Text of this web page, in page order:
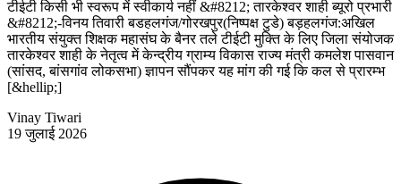
टीईटी किसी भी स्वरूप में स्वीकार्य नहीं &#8212; तारकेश्वर शाही ब्यूरो प्रभारी
&#8212;-विनय तिवारी बडहलगंज/गोरखपुर(निष्पक्ष टुडे) बड़हलगंज:अखिल
भारतीय संयुक्त शिक्षक महासंघ के बैनर तले टीईटी मुक्ति के लिए जिला संयोजक
तारकेश्वर शाही के नेतृत्व में केन्द्रीय ग्राम्य विकास राज्य मंत्री कमलेश पासवान
(सांसद, बांसगांव लोकसभा) ज्ञापन सौंपकर यह मांग की गई कि कल से प्रारम्भ
[&hellip;]
Vinay Tiwari
19 जुलाई 2026